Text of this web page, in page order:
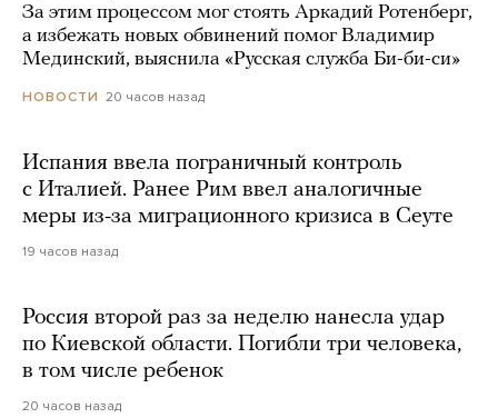
За этим процессом мог стоять Аркадий Ротенберг,
а избежать новых обвинений помог Владимир
Мединский, выяснила «Русская служба Би-би-си»
НОВОСТИ 20 часов назад
Испания ввела пограничный контроль
с Италией. Ранее Рим ввел аналогичные
меры из-за миграционного кризиса в Сеуте
19 часов назад
Россия второй раз за неделю нанесла удар
по Киевской области. Погибли три человека,
в том числе ребенок
20 часов назад